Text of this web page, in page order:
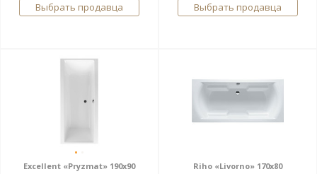
Выбрать продавца
Выбрать продавца
Excellent «Pryzmat» 190х90 Riho «Livorno» 170x80